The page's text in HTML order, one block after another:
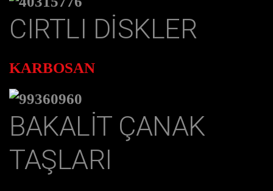
CIRTLI DISKLER
KARBOSAN
BAKALIT ÇANAK
TAŞLARI